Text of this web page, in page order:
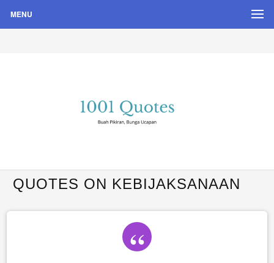
MENU
Quote Hari Puisi
QUOTES ON KEBIJAKSANAAN